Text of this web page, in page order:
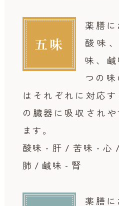
五味
薬膳に
酸味
味、鹹
つの味
はそれぞれに対応
の臓器に吸収され
ます。
酸味 - 肝 / 苦味 - 心
肺 / 鹹味 - 腎
薬膳に